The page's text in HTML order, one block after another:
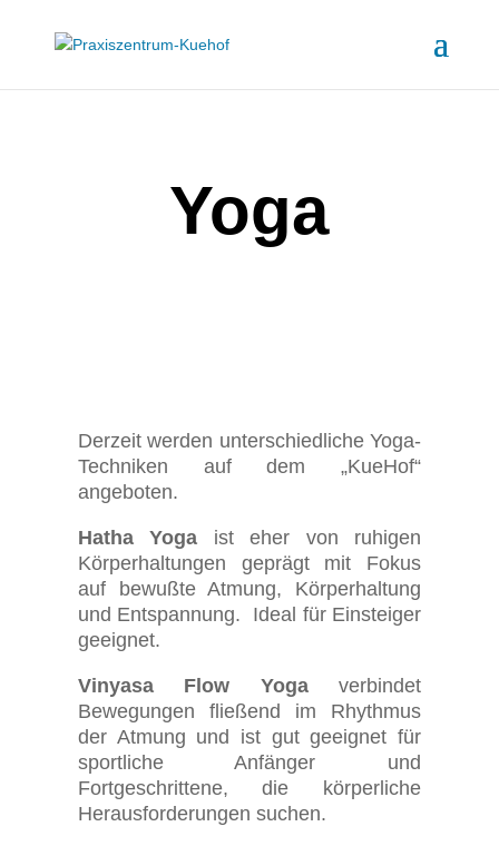
Yoga
Derzeit werden unterschiedliche Yoga-
Techniken auf dem „KueHof“
angeboten.
Hatha Yoga ist eher von ruhigen
Körperhaltungen geprägt mit Fokus
auf bewußte Atmung, Körperhaltung
und Entspannung. Ideal für Einsteiger
geeignet.
Vinyasa Flow Yogaverbindet
Bewegungen fließend im Rhythmus
der Atmung und ist gut geeignet für
sportliche Anfänger und
Fortgeschrittene, die körperliche
Herausforderungen suchen.